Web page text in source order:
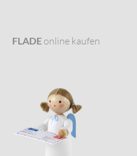
FLADE online kaufen